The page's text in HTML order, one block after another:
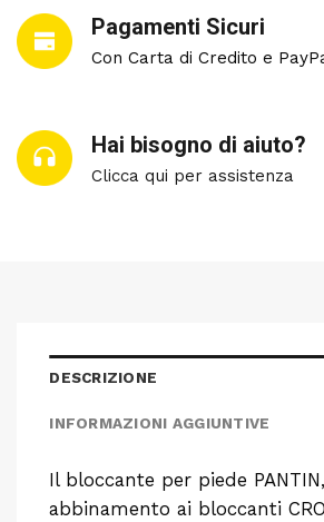
Pagamenti Sicuri
Con Carta di Credito e
Hai bisogno di aiuto?
Clicca qui per assistenza
DESCRIZIONE
INFORMAZIONI AGGIUNTIVE
Il bloccante per piede
abbinamento ai bloccanti